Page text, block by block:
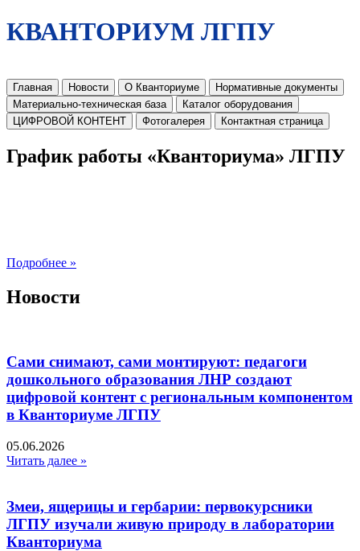
КВАНТОРИУМ ЛГПУ
Главная Новости О Кванториуме
Нормативные документы
Материально-техническая база
Каталог оборудования
ЦИФРОВОЙ КОНТЕНТ
Фотогалерея Контактная страница
График работы «Кванториума» ЛГПУ
Подробнее »
Новости
Сами снимают, сами монтируют: педагоги
дошкольного образования ЛНР создают
цифровой контент с региональным компонентом
в Кванториуме ЛГПУ​
05.06.2026
Читать далее »
Змеи, ящерицы и гербарии: первокурсники
ЛГПУ изучали живую природу в лаборатории
Кванториума